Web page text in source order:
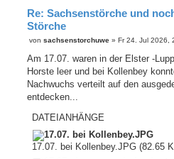
Re: Sachsenstörche und
Störche
B
r
a
von sachsenstorchuwe » Fr 24. Jul 2026,
Am 17.07. waren in der Elster -
Horste leer und bei Kollenbey
Nachwuchs verteilt auf den
entdecken...
DATEIANHÄNGE
17.07. bei Kollenbey.JPG (82.65